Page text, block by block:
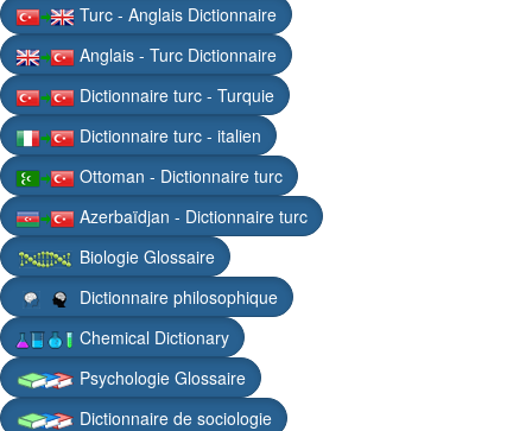
Turc - Anglais Dictionnaire
Anglais - Turc Dictionnaire
Dictionnaire turc - Turquie
Dictionnaire turc - italien
Ottoman - Dictionnaire turc
Azerbaïdjan - Dictionnaire turc
Biologie Glossaire
Dictionnaire philosophique
Chemical Dictionary
Psychologie Glossaire
Dictionnaire de sociologie